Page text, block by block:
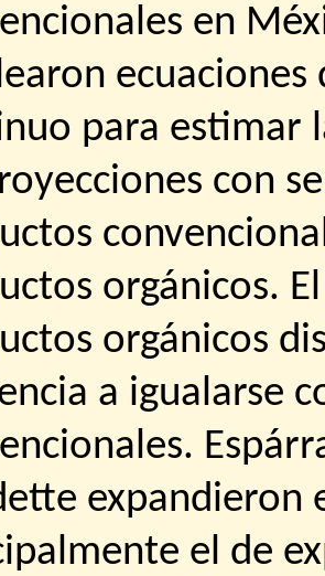
en
para estimar
con
orgánicos.
orgánicos
a igualarse
expandieron
el de